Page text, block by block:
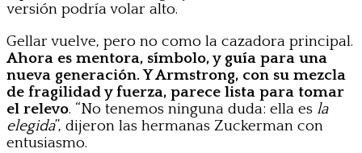
versión podría volar alto.
Gellar vuelve, pero no como la cazadora principal.
Ahora es mentora, símbolo, y guía para una
nueva generación. Y Armstrong, con su mezcla
de fragilidad y fuerza, parece lista para tomar
el relevo. “No tenemos ninguna duda: ella es la
elegida”, dijeron las hermanas Zuckerman con
entusiasmo.